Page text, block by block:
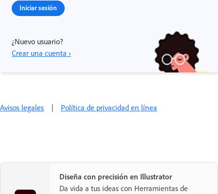
Iniciar sesión
¿Nuevo usuario?
Crear una cuenta ›
Avisos legales | Política de privacidad en línea
Diseña con precisión en Illustrator
Da vida a tus ideas con Herramientas de